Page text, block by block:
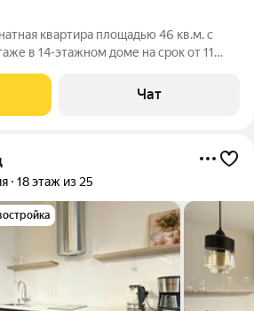
квартира площадью 46 кв.м. с
в 14-этажном доме на срок от 11
Чат
18 этаж из 25